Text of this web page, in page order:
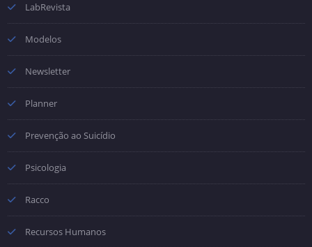
LabRevista
Modelos
Newsletter
Planner
Prevenção ao Suicídio
Psicologia
Racco
Recursos Humanos